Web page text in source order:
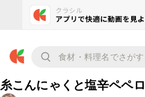
糸こんにゃくと塩辛ペペ